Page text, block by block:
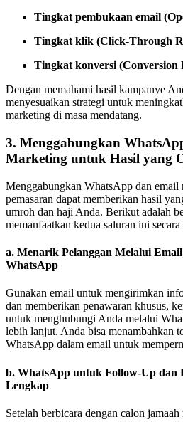
Tingkat pembukaan email
Tingkat klik (Click-Through
Tingkat konversi (Conversion
Dengan memahami hasil kampanye
menyesuaikan strategi untuk
marketing di masa mendatang.
3. Menggabungkan
Marketing untuk Hasil yang
Menggabungkan WhatsApp dan email
pemasaran dapat memberikan hasil
umroh dan haji Anda. Berikut adalah
memanfaatkan kedua saluran ini secara
a. Menarik Pelanggan Melalui
WhatsApp
Gunakan email untuk mengirimkan
dan memberikan penawaran khusus,
untuk menghubungi Anda melalui
lebih lanjut. Anda bisa menambahkan
WhatsApp dalam email untuk
b. WhatsApp untuk Follow-Up dan
Lengkap
Setelah berbicara dengan calon